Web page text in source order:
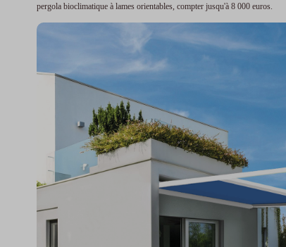
pergola bioclimatique à lames orientables, compter jusqu'à 8 000 euros.